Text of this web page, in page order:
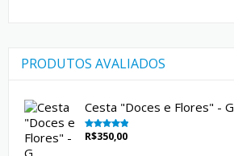
PRODUTOS AVALIADOS
Cesta "Doces e Flores" - G
Avaliação
de 5
R$350,00